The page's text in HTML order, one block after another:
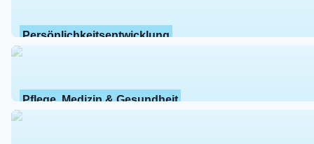
Persönlichkeitsentwicklung
Pflege, Medizin & Gesundheit